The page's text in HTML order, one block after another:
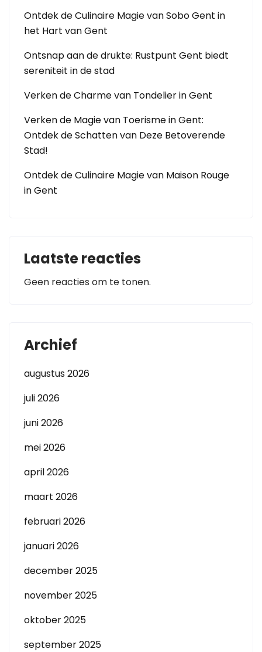
Ontdek de Culinaire Magie van Sobo Gent in
het Hart van Gent
Ontsnap aan de drukte: Rustpunt Gent biedt
sereniteit in de stad
Verken de Charme van Tondelier in Gent
Verken de Magie van Toerisme in Gent:
Ontdek de Schatten van Deze Betoverende
Stad!
Ontdek de Culinaire Magie van Maison Rouge
in Gent
Laatste reacties
Geen reacties om te tonen.
Archief
augustus 2026
juli 2026
juni 2026
mei 2026
april 2026
maart 2026
februari 2026
januari 2026
december 2025
november 2025
oktober 2025
september 2025